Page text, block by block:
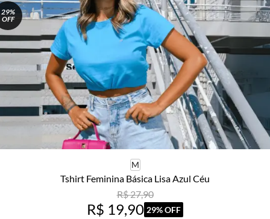
29%
OFF
M
Tshirt Feminina Básica Lisa Azul Céu
R$ 27,90
R$ 19,90 29% OFF